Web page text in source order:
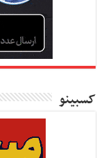
کسبینو